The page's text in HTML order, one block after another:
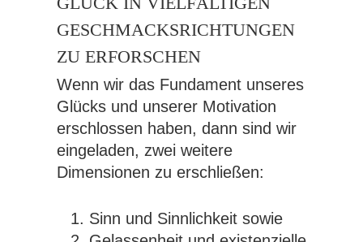
GESCHMACKSRICHTUNGEN
ZU ERFORSCHEN
Wenn wir das Fundament unseres
Glücks und unserer Motivation
erschlossen haben, dann sind wir
eingeladen, zwei weitere
Dimensionen zu erschließen:
Sinn und Sinnlichkeit sowie